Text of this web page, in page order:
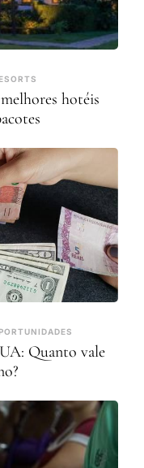
hotéis
Quanto vale